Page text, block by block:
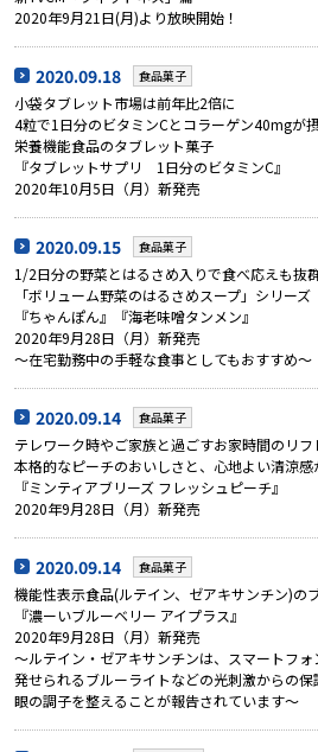
2020年9月21日(月)より放映開始！
2020.09.18 食品菓子
小袋タブレット市場は前年比2倍に
4粒で1日分のビタミンCとコラーゲン40mgが
栄養機能食品のタブレット菓子
『タブレットサプリ 1日分のビタミンC』
2020年10月5日（月）新発売
2020.09.15 食品菓子
1/2日分の野菜とはるさめ入りで食べ応えも抜
「ボリューム野菜のはるさめスープ」シリーズ
『ちゃんぽん』『海老味噌タンメン』
2020年9月28日（月）新発売
～在宅勤務中の手軽な食事としてもおすすめ～
2020.09.14 食品菓子
テレワーク時やご家族と過ごすお家時間のリフ
本格的なピーチのおいしさと、心地よい清涼感
『ミンティアブリーズ フレッシュピーチ』
2020年9月28日（月）新発売
2020.09.14 食品菓子
機能性表示食品(ルテイン、ゼアキサンチン)の
『濃ーいブルーベリー アイプラス』
2020年9月28日（月）新発売
～ルテイン・ゼアキサンチンは、スマートフ
発せられるブルーライトなどの光刺激からの保
眼の調子を整えることが報告されています～